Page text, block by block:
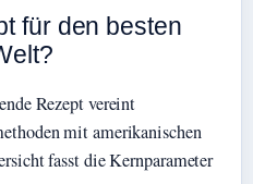
für den besten
Rezept vereint
mit amerikanischen
fasst die Kernparameter